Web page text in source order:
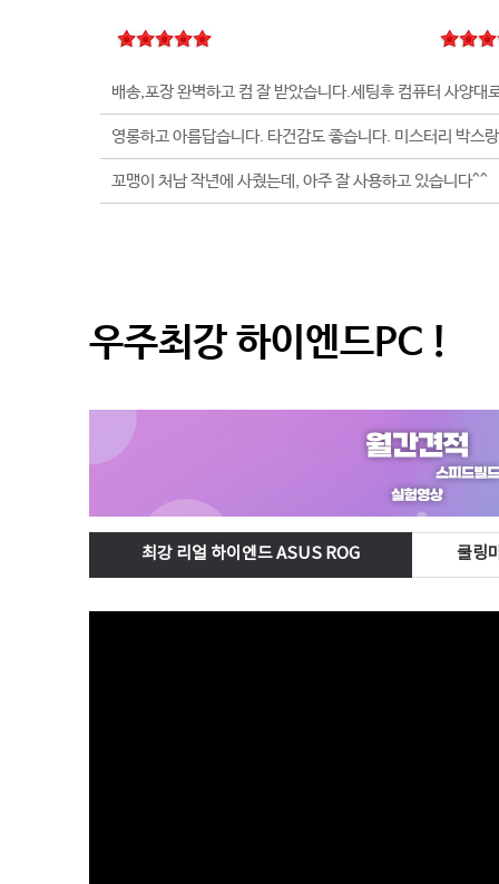
꼬맹이 처남 작년에 사줬는데, 아주 잘 사용하고 있습니다^^
우주최강 하이엔드PC !
최강 리얼 하이엔드 ASUS ROG 쿨링